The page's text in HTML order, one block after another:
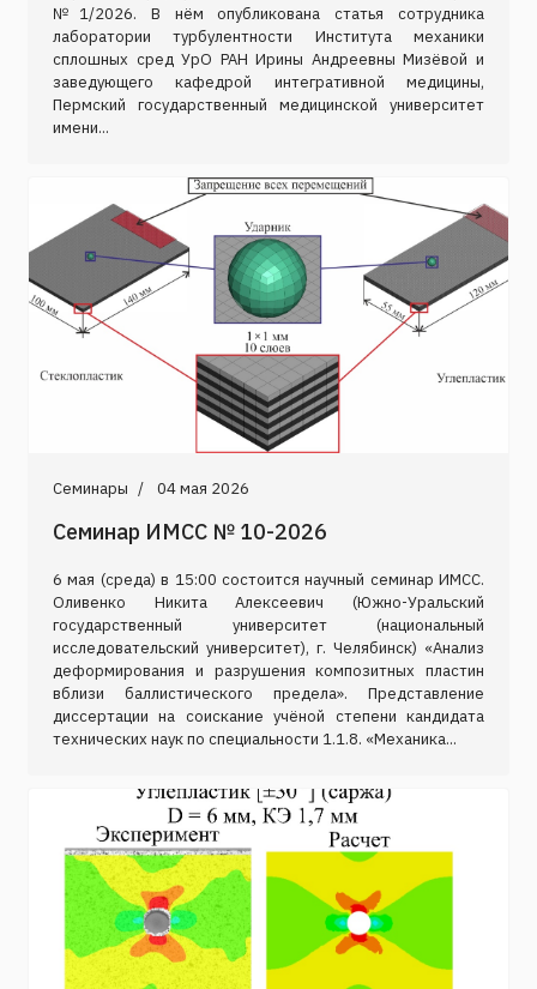
№1/2026. В нём опубликована статья сотрудника
лаборатории турбулентности Института механики
сплошных сред УрО РАН Ирины Андреевны Мизёвой и
заведующего кафедрой интегративной медицины,
Пермский государственный медицинской университет
имени...
Семинары 04 мая 2026
Семинар ИМСС № 10-2026
6 мая (среда) в 15:00 состоится научный семинар ИМСС.
Оливенко Никита Алексеевич (Южно-Уральский
государственный университет (национальный
исследовательский университет), г. Челябинск) «Анализ
деформирования и разрушения композитных пластин
вблизи баллистического предела». Представление
диссертации на соискание учёной степени кандидата
технических наук по специальности 1.1.8. «Механика...